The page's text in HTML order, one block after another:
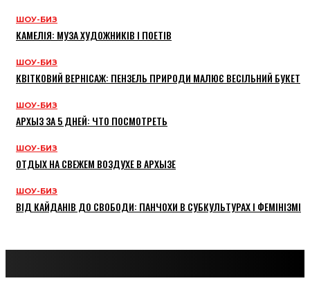
ШОУ-БИЗ
КАМЕЛІЯ: МУЗА ХУДОЖНИКІВ І ПОЕТІВ
ШОУ-БИЗ
КВІТКОВИЙ ВЕРНІСАЖ: ПЕНЗЕЛЬ ПРИРОДИ МАЛЮЄ ВЕСІЛЬНИЙ БУКЕТ
ШОУ-БИЗ
АРХЫЗ ЗА 5 ДНЕЙ: ЧТО ПОСМОТРЕТЬ
ШОУ-БИЗ
ОТДЫХ НА СВЕЖЕМ ВОЗДУХЕ В АРХЫЗЕ
ШОУ-БИЗ
ВІД КАЙДАНІВ ДО СВОБОДИ: ПАНЧОХИ В СУБКУЛЬТУРАХ І ФЕМІНІЗМІ